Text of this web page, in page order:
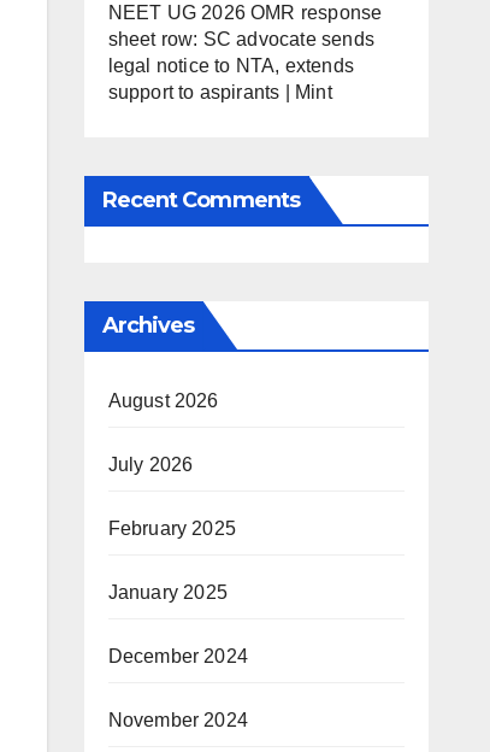
NEET UG 2026 OMR response
sheet row: SC advocate sends
legal notice to NTA, extends
support to aspirants | Mint
Recent Comments
Archives
August 2026
July 2026
February 2025
January 2025
December 2024
November 2024